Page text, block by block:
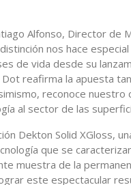
Alfonso, Director de
nos hace
de vida desde su
reafirma la apuesta
reconoce
al sector de las
Dekton Solid XGloss,
que se
muestra de la
este espectacular